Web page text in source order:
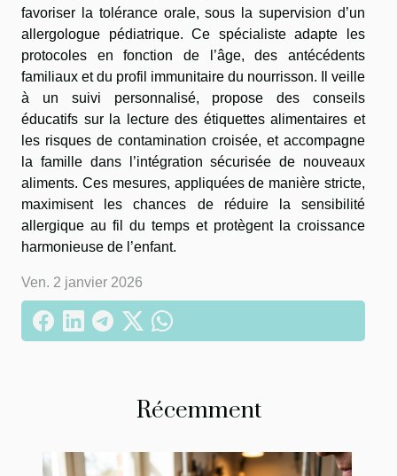
favoriser la tolérance orale, sous la supervision d’un
allergologue pédiatrique. Ce spécialiste adapte les
protocoles en fonction de l’âge, des antécédents
familiaux et du profil immunitaire du nourrisson. Il veille
à un suivi personnalisé, propose des conseils
éducatifs sur la lecture des étiquettes alimentaires et
les risques de contamination croisée, et accompagne
la famille dans l’intégration sécurisée de nouveaux
aliments. Ces mesures, appliquées de manière stricte,
maximisent les chances de réduire la sensibilité
allergique au fil du temps et protègent la croissance
harmonieuse de l’enfant.
Ven. 2 janvier 2026
Récemment